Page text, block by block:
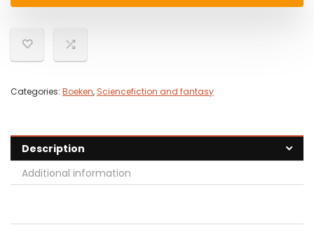
Categories: Boeken, Sciencefiction and fantasy
Description
Additional information